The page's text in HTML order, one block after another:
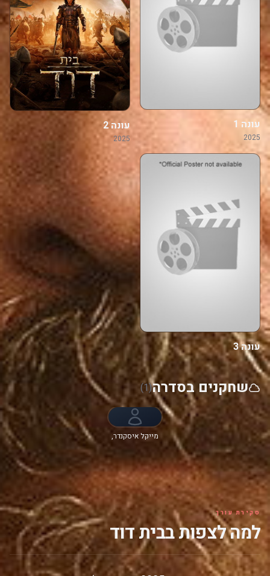
עונה 1
2025
עונה 2
2025
עונה 3
שחקנים בסדרה(1)
מייקל איסקנדר,
Indy Lewis, עודד
פהר, Yali Topol
Margalith,
Ethan Kai
סקירת עורך
למה לצפות בבית דוד